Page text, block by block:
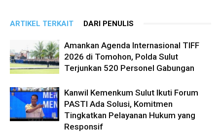
ARTIKEL TERKAIT DARI PENULIS
Amankan Agenda Internasional TIFF
2026 di Tomohon, Polda Sulut
Terjunkan 520 Personel Gabungan
Kanwil Kemenkum Sulut Ikuti Forum
PASTI Ada Solusi, Komitmen
Tingkatkan Pelayanan Hukum yang
Responsif